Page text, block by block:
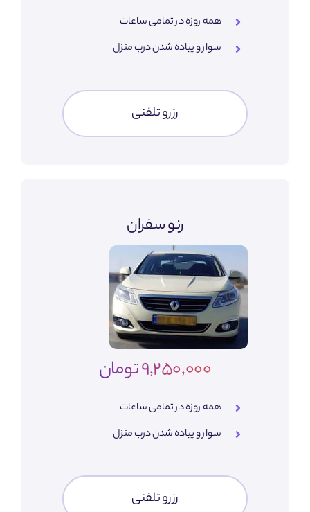
همه روزه در تمامی ساعات
سوار و پیاده شدن درب منزل
رزرو تلفنی
رنو سفران
9,250,000 تومان
همه روزه در تمامی ساعات
سوار و پیاده شدن درب منزل
رزرو تلفنی